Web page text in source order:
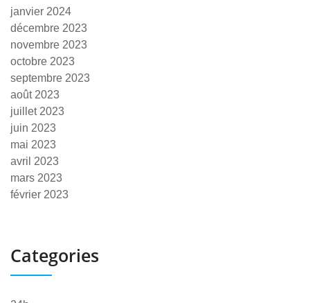
janvier 2024
décembre 2023
novembre 2023
octobre 2023
septembre 2023
août 2023
juillet 2023
juin 2023
mai 2023
avril 2023
mars 2023
février 2023
Categories